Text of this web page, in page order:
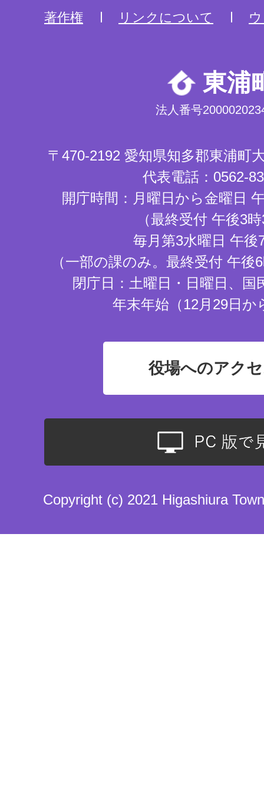
著作権 リンクについて
東浦
法人番号
〒470-2192 愛知県知多郡東浦町
代表電話：0562-
開庁時間：月曜日から金曜日
（最終受付 午後3
毎月第3水曜日 午後
（一部の課のみ。最終受付 午
閉庁日：土曜日・日曜日、国
年末年始（12月29日か
役場へのアク
Copyright (c) 2021 Higashiura